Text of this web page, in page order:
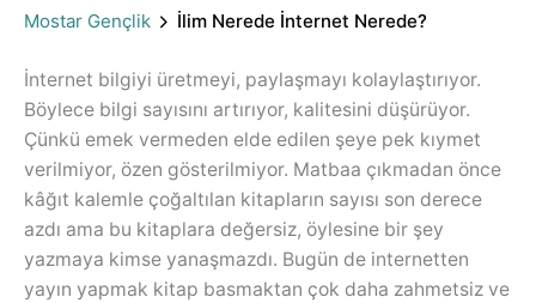
Mostar Gençlik İlim Nerede İnternet Nerede?
İnternet bilgiyi üretmeyi, paylaşmayı kolaylaştırıyor.
Böylece bilgi sayısını artırıyor, kalitesini düşürüyor.
Çünkü emek vermeden elde edilen şeye pek kıymet
verilmiyor, özen gösterilmiyor. Matbaa çıkmadan önce
kâğıt kalemle çoğaltılan kitapların sayısı son derece
azdı ama bu kitaplara değersiz, öylesine bir şey
yazmaya kimse yanaşmazdı. Bugün de internetten
yayın yapmak kitap basmaktan çok daha zahmetsiz ve